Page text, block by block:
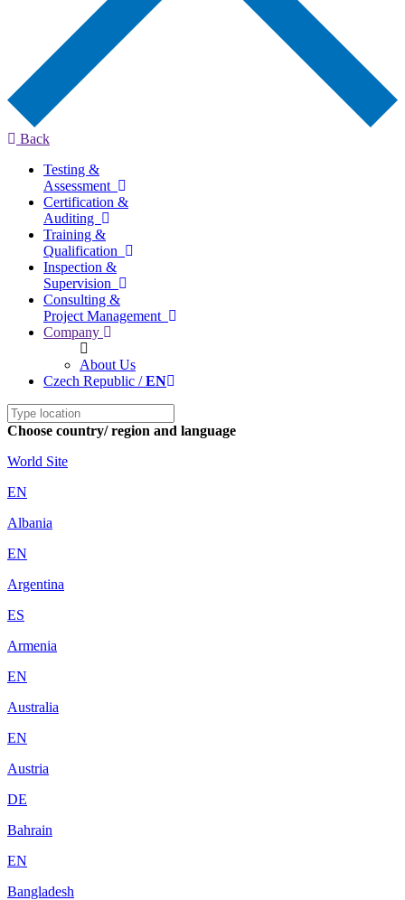
Back
Testing &
Assessment
Certification &
Auditing
Training &
Qualification
Inspection &
Supervision
Consulting &
Project Management
Company
About Us
Czech Republic /EN
Choose country/ region and language
World Site
EN
Albania
EN
Argentina
ES
Armenia
EN
Australia
EN
Austria
DE
Bahrain
EN
Bangladesh